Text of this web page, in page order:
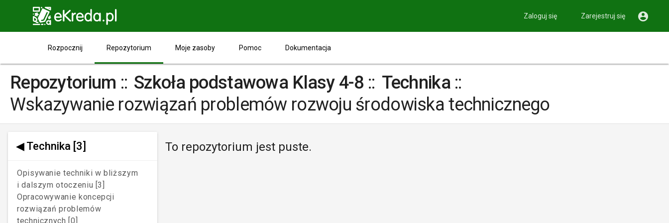
Zaloguj się Zarejestruj się 
Rozpocznij Repozytorium Moje zasoby Pomoc Dokumentacja
Repozytorium :: Szkoła podstawowa Klasy 4-8 :: Technika ::
Wskazywanie rozwiązań problemów rozwoju środowiska technicznego
◀ Technika [3]
Opisywanie techniki w bliższym
i dalszym otoczeniu [3]
Opracowywanie koncepcji
rozwiązań problemów
technicznych [0]
To repozytorium jest puste.